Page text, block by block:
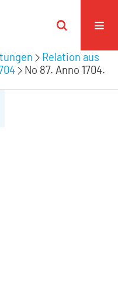
Relation aus
No 87. Anno 1704.